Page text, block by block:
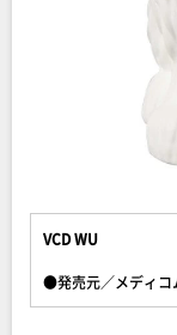
VCD WU
●発売元／メディ